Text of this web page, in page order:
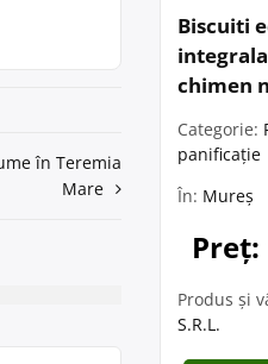
în Teremia
Mare
Biscuiti
chimen
Categorie:
panificație
În: Mureș
Preț:
Produs și
S.R.L.